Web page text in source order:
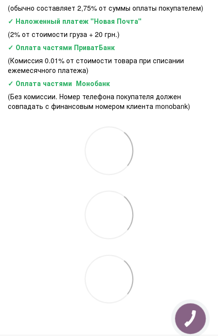
(обычно составляет 2,75% от суммы оплаты покупателем)
✓ Наложенный платеж "Новая Почта"
(2% от стоимости груза + 20 грн.)
✓ Оплата частями ПриватБанк
(Комиссия 0.01% от стоимости товара при списании
ежемесячного платежа)
✓ Оплата частями Монобанк
(Без комиссии. Номер телефона покупателя должен
совпадать с финансовым номером клиента monobank)